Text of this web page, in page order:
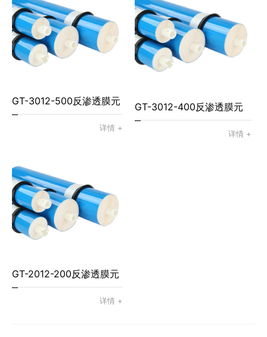
GT-3012-500反渗透膜元
详情 +
GT-3012-400反渗透膜元
详情 +
GT-2012-200反渗透膜元
详情 +